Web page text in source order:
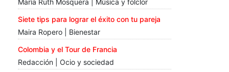
Siete tips para lograr el éxito con tu pareja
Maira Ropero | Bienestar
Colombia y el Tour de Francia
Redacción | Ocio y sociedad